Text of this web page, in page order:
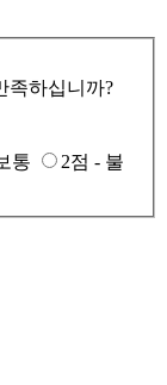
족하십니까?
통
2점 - 불